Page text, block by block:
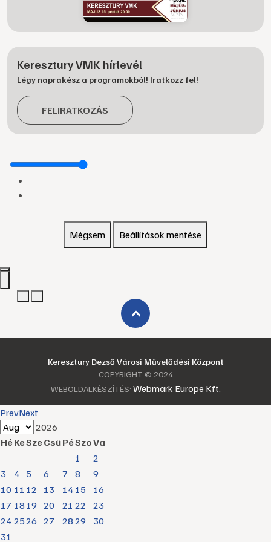
Keresztury VMK hírlevél
Légy naprakész a programokból! Iratkozz fel!
FELIRATKOZÁS
Mégsem Beállítások mentése
›
Keresztury Dezső Városi Művelődési Központ
COPYRIGHT © 2024
WEBOLDALKÉSZÍTÉS: Webmark Europe Kft.
PrevNext
2026
HéKeSzeCsüPéSzoVa
1
2
3
4 5 6 7 8
9
10 11 12 13 14 15
16
17 18 19 20 21 22
23
24 2526 27 28 29
30
31